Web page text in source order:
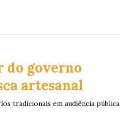
do governo
artesanal
tradicionais em audiência pública